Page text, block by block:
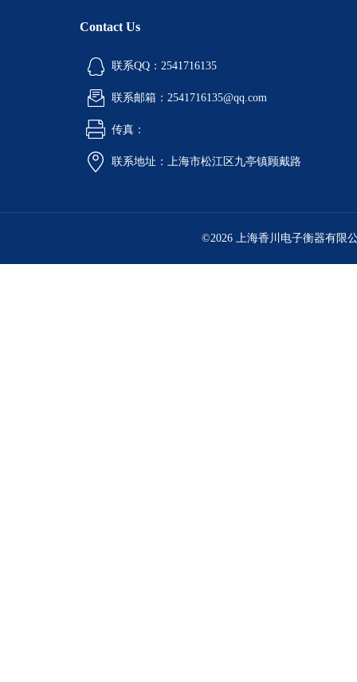
Contact Us
联系QQ：2541716135
联系邮箱：2541716135@qq.com
传真：
联系地址：上海市松江区九亭镇顾戴路
©2026 上海香川电子衡器有限